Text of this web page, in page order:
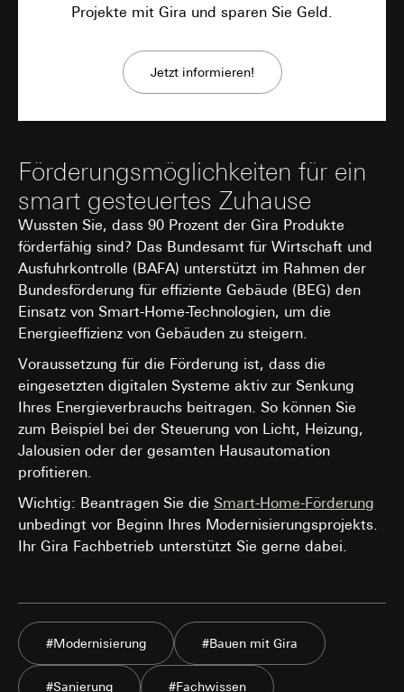
Projekte mit Gira und sparen Sie Geld.
Jetzt informieren!
Förderungsmöglichkeiten für ein
smart gesteuertes Zuhause
Wussten Sie, dass 90 Prozent der Gira Produkte
förderfähig sind? Das Bundesamt für Wirtschaft und
Ausfuhrkontrolle (BAFA) unterstützt im Rahmen der
Bundesförderung für effiziente Gebäude (BEG) den
Einsatz von Smart-Home-Technologien, um die
Energieeffizienz von Gebäuden zu steigern.
Voraussetzung für die Förderung ist, dass die
eingesetzten digitalen Systeme aktiv zur Senkung
Ihres Energieverbrauchs beitragen. So können Sie
zum Beispiel bei der Steuerung von Licht, Heizung,
Jalousien oder der gesamten Hausautomation
profitieren.
Wichtig: Beantragen Sie die Smart-Home-Förderung
unbedingt vor Beginn Ihres Modernisierungsprojekts.
Ihr Gira Fachbetrieb unterstützt Sie gerne dabei.
#Modernisierung #Bauen mit Gira
#Sanierung #Fachwissen